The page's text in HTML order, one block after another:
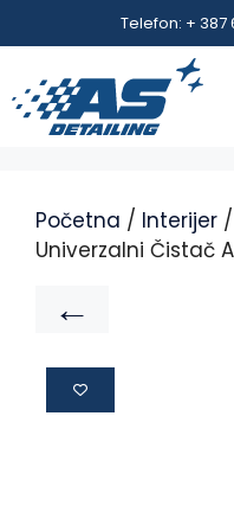
Telefon: + 387
Početna / Interijer
Univerzalni Čistač
←